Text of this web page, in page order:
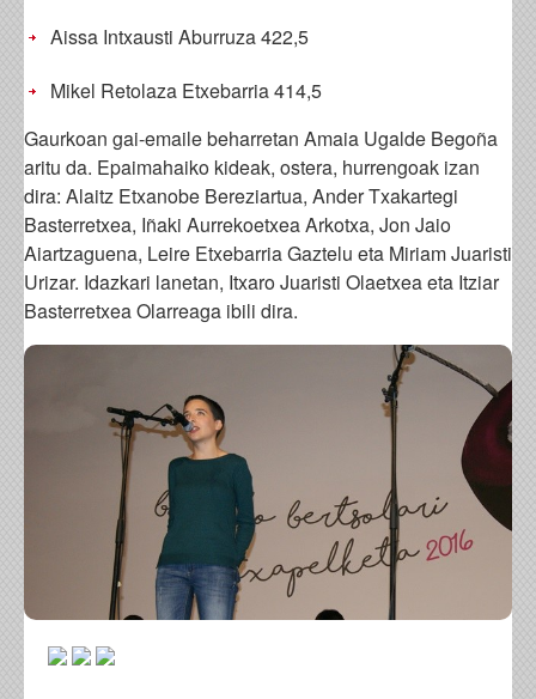
Aissa Intxausti Aburruza 422,5
Mikel Retolaza Etxebarria 414,5
Gaurkoan gai-emaile beharretan Amaia Ugalde Begoña
aritu da. Epaimahaiko kideak, ostera, hurrengoak izan
dira: Alaitz Etxanobe Bereziartua, Ander Txakartegi
Basterretxea, Iñaki Aurrekoetxea Arkotxa, Jon Jaio
Aiartzaguena, Leire Etxebarria Gaztelu eta Miriam Juaristi
Urizar. Idazkari lanetan, Itxaro Juaristi Olaetxea eta Itziar
Basterretxea Olarreaga ibili dira.